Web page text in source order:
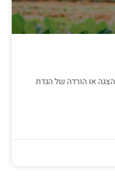
או הורדה של הגדת